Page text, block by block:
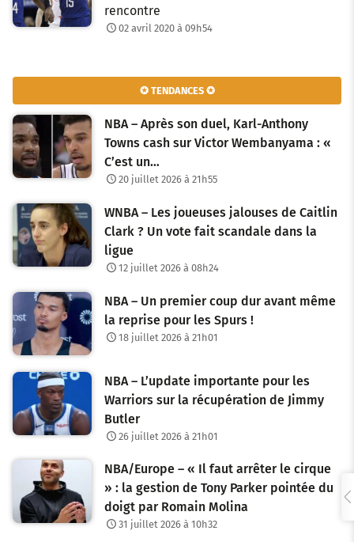
rencontre
02 avril 2020 à 09h54
✪ TENDANCES ✪
NBA – Après son duel, Karl-Anthony
Towns cash sur Victor Wembanyama : «
C’est un…
20 juillet 2026 à 21h55
WNBA – Les joueuses jalouses de Caitlin
Clark ? Un vote fait scandale dans la
ligue
12 juillet 2026 à 08h24
NBA – Un premier coup dur avant même
la reprise pour les Spurs !
18 juillet 2026 à 21h01
NBA – L’update importante pour les
Warriors sur la récupération de Jimmy
Butler
26 juillet 2026 à 21h01
NBA/Europe – « Il faut arrêter le cirque
» : la gestion de Tony Parker pointée du
doigt par Romain Molina
31 juillet 2026 à 10h32